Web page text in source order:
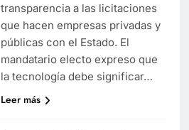
transparencia a las licitaciones
que hacen empresas privadas y
públicas con el Estado. El
mandatario electo expreso que
la tecnología debe significar…
Leer más